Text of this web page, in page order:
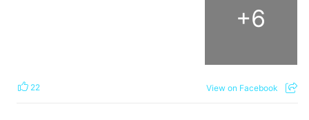
+6
22 View on Facebook